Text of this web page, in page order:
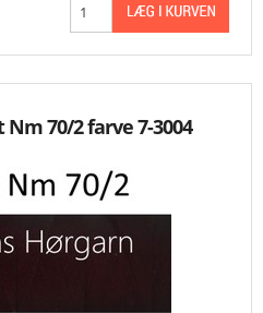
70/2 farve 7-3004